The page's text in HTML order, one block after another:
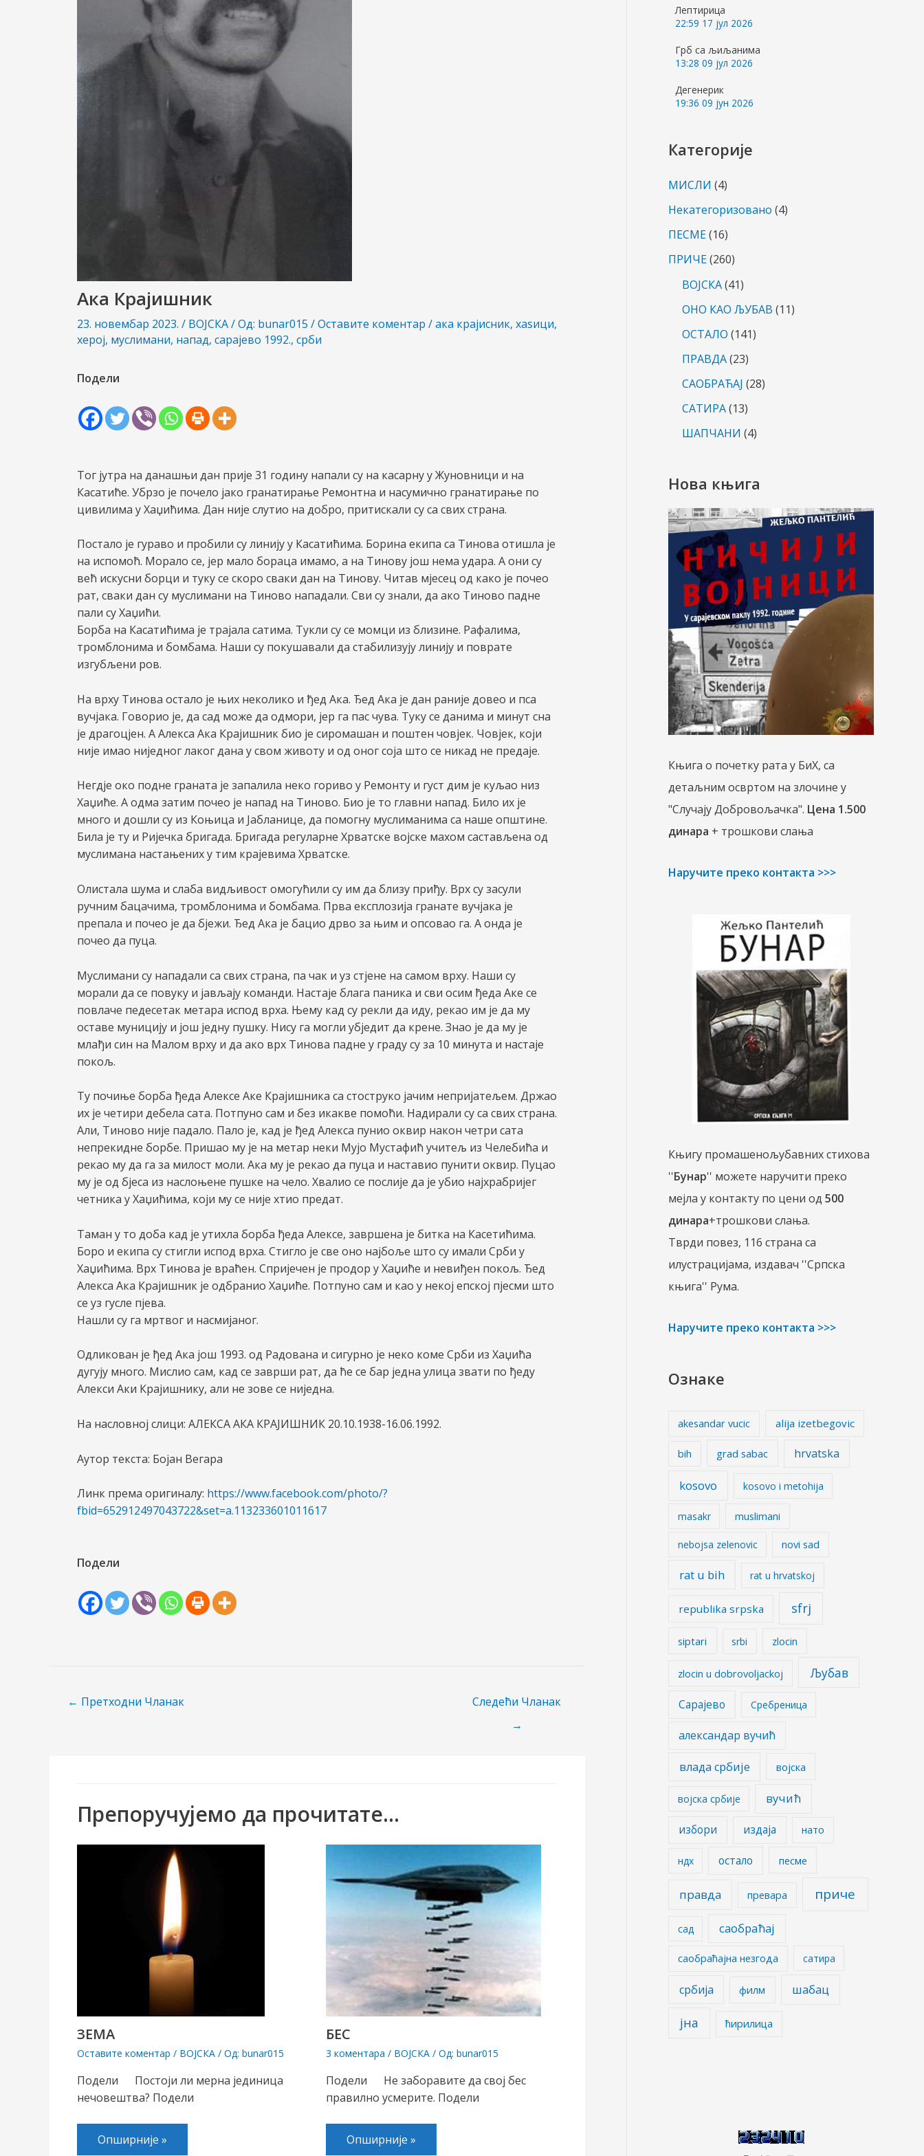
Ака Крајишник
23. новембар 2023. / ВОЈСКА/ Од: bunar015 /Оставите коментар /ака крајисник, хаѕици,
херој, муслимани, напад, сарајево 1992., срби
Подели
Тог јутра на данашњи дан прије 31 годину напали су на касарну у Жуновници и на
Касатиће. Убрзо је почело јако гранатирање Ремонтна и насумично гранатирање по
цивилима у Хаџићима. Дан није слутио на добро, притискали су са свих страна.
Постало је гураво и пробили су линију у Касатићима. Борина екипа са Тинова отишла је
на испомоћ. Морало се, јер мало бораца имамо, а на Тинову још нема удара. А они су
већ искусни борци и туку се скоро сваки дан на Тинову. Читав мјесец од како је почео
рат, сваки дан су муслимани на Тиново нападали. Сви су знали, да ако Тиново падне
пали су Хаџићи.
Борба на Касатићима је трајала сатима. Тукли су се момци из близине. Рафалима,
тромблонима и бомбама. Наши су покушавали да стабилизују линију и поврате
изгубљени ров.
На врху Тинова остало је њих неколико и ђед Ака. Ђед Ака је дан раније довео и пса
вучјака. Говорио је, да сад може да одмори, јер га пас чува. Туку се данима и минут сна
је драгоцјен. А Алекса Ака Крајишник био је сиромашан и поштен човјек. Човјек, који
није имао ниједног лаког дана у свом животу и од оног соја што се никад не предаје.
Негдје око подне граната је запалила неко гориво у Ремонту и густ дим је куљао низ
Хаџиће. А одма затим почео је напад на Тиново. Био је то главни напад. Било их је
много и дошли су из Коњица и Јабланице, да помогну муслиманима са наше општине.
Била је ту и Ријечка бригада. Бригада регуларне Хрватске војске махом састављена од
муслимана настањених у тим крајевима Хрватске.
Олистала шума и слаба видљивост омогућили су им да близу приђу. Врх су засули
ручним бацачима, тромблонима и бомбама. Прва експлозија гранате вучјака је
препала и почео је да бјежи. Ђед Ака је бацио дрво за њим и опсовао га. А онда је
почео да пуца.
Муслимани су нападали са свих страна, па чак и уз стјене на самом врху. Наши су
морали да се повуку и јављају команди. Настаје блага паника и сви осим ђеда Аке се
повлаче педесетак метара испод врха. Њему кад су рекли да иду, рекао им је да му
оставе муницију и још једну пушку. Нису га могли убједит да крене. Знао је да му је
млађи син на Малом врху и да ако врх Тинова падне у граду су за 10 минута и настаје
покољ.
Ту почиње борба ђеда Алексе Аке Крајишника са стоструко јачим непријатељем. Држао
их је четири дебела сата. Потпуно сам и без икакве помоћи. Надирали су са свих страна.
Али, Тиново није падало. Пало је, кад је ђед Алекса пунио оквир након четри сата
непрекидне борбе. Пришао му је на метар неки Мујо Мустафић учитељ из Челебића и
рекао му да га за милост моли. Ака му је рекао да пуца и наставио пунити оквир. Пуцао
му је од бјеса из наслоњене пушке на чело. Хвалио се послије да је убио најхрабријег
четника у Хаџићима, који му се није хтио предат.
Таман у то доба кад је утихла борба ђеда Алексе, завршена је битка на Касетићима.
Боро и екипа су стигли испод врха. Стигло је све оно најбоље што су имали Срби у
Хаџићима. Врх Тинова је враћен. Спријечен је продор у Хаџиће и невиђен покољ. Ђед
Алекса Ака Крајишник је одбранио Хаџиће. Потпуно сам и као у некој епској пјесми што
се уз гусле пјева.
Нашли су га мртвог и насмијаног.
Одликован је ђед Ака још 1993. од Радована и сигурно је неко коме Срби из Хаџића
дугују много. Мислио сам, кад се заврши рат, да ће се бар једна улица звати по ђеду
Алекси Аки Крајишнику, али не зове се ниједна.
На насловној слици: АЛЕКСААКА КРАЈИШНИК 20.10.1938-16.06.1992.
Аутор текста: Бојан Вегара
Линк према оригиналу: https://www.facebook.com/photo/?
fbid=652912497043722&set=a.113233601011617
Подели
навигатион
← Претходни Чланак
Следећи Чланак
→
Препоручујемо да прочитате...
ЗЕМА
Оставите коментар / ВОЈСКА / Од: bunar015
Подели Постоји ли мерна јединица
нечовештва? Подели
Опширније »
БЕС
3 коментара / ВОЈСКА / Од: bunar015
Подели Не заборавите да свој бес
правилно усмерите. Подели
Опширније »
Лептирица
22:59 17 јул 2026
Грб са љиљанима
13:28 09 јул 2026
Дегенерик
19:36 09 јун 2026
Категорије
МИСЛИ (4)
Некатегоризовано (4)
ПЕСМЕ(16)
ПРИЧЕ(260)
ВОЈСКА(41)
ОНО КАО ЉУБАВ (11)
ОСТАЛО (141)
ПРАВДА(23)
САОБРАЋАЈ (28)
САТИРА(13)
ШАПЧАНИ (4)
Нова књига
Књига о почетку рата у БиХ, са
детаљним освртом на злочине у
"Случају Добровољачка". Цена 1.500
динара + трошкови слања
Наручите преко контакта >>>
Књигу промашенољубавних стихова
''Бунар'' можете наручити преко
мејла у контакту по цени од 500
динара+трошкови слања.
Тврди повез, 116 страна са
илустрацијама, издавач ''Српска
књига'' Рума.
Наручите преко контакта >>>
Ознаке
akesandar vucic alija izetbegovic
bih grad sabac hrvatska
kosovo kosovo i metohija
masakr muslimani
nebojsa zelenovic novi sad
rat u bih rat u hrvatskoj
republika srpska sfrj
siptari srbi zlocin
zlocin u dobrovoljackoj Љубав
Сарајево Сребреница
александар вучић
влада србије војска
војска србије вучић
избори издаја нато
ндх остало песме
правда превара приче
сад саобраћај
саобраћајна незгода сатира
србија филм шабац
јна ћирилица